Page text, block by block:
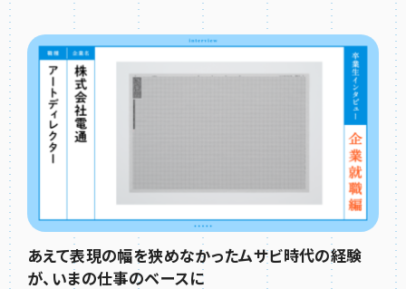
あえて表現の幅を狭めなかったムサビ時代の経験
が、いまの仕事のベースに